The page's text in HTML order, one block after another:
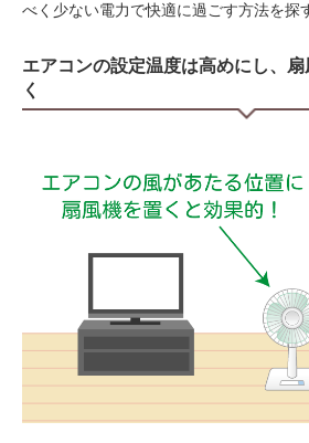
べく少ない電力で快適に過ごす方法を探
エアコンの設定温度は高めにし、
く